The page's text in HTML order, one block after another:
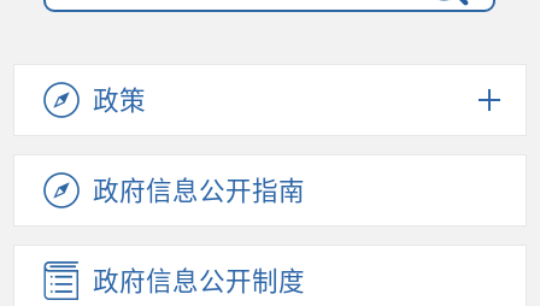
政策
政府信息公开指南
政府信息公开制度